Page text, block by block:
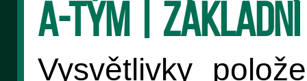
A-tým |
Vysvětlivky